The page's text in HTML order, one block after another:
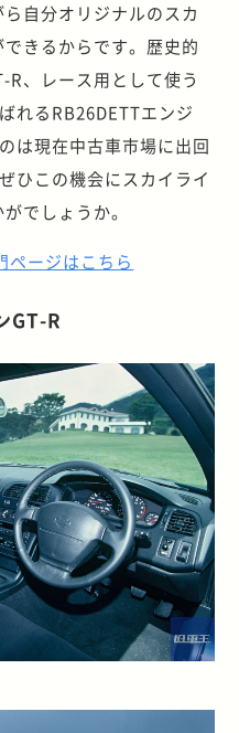
自分オリジナルのスカ
きるからです。歴史的
R、レース用として使う
れるRB26DETTエンジ
は現在中古車市場に出回
ひこの機会にスカイライ
でしょうか。
ページはこちら
GT-R